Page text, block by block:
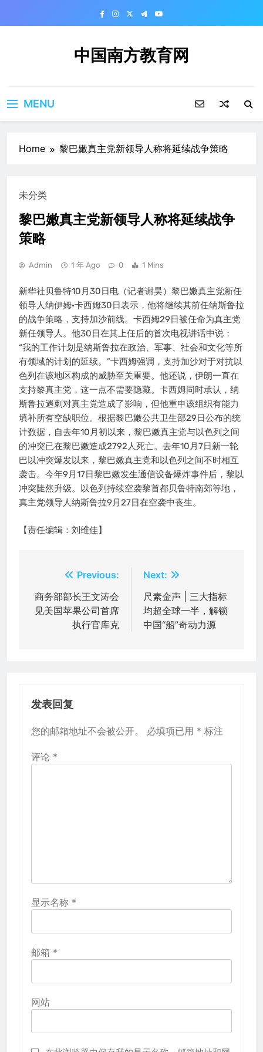
中国南方教育网
MENU
Home 黎巴嫩真主党新领导人称将延续战争策略
未分类
黎巴嫩真主党新领导人称将延续战争
策略
Admin 1 年 Ago 0 1 Mins
新华社贝鲁特10月30日电（记者谢昊）黎巴嫩真主党新任
领导人纳伊姆·卡西姆30日表示，他将继续其前任纳斯鲁拉
的战争策略，支持加沙前线。卡西姆29日被任命为真主党
新任领导人。他30日在其上任后的首次电视讲话中说：
“我的工作计划是纳斯鲁拉在政治、军事、社会和文化等所
有领域的计划的延续。”卡西姆强调，支持加沙对于对抗以
色列在该地区构成的威胁至关重要。他还说，伊朗一直在
支持黎真主党，这一点不需要隐藏。卡西姆同时承认，纳
斯鲁拉遇刺对真主党造成了影响，但他重申该组织有能力
填补所有空缺职位。根据黎巴嫩公共卫生部29日公布的统
计数据，自去年10月初以来，黎巴嫩真主党与以色列之间
的冲突已在黎巴嫩造成2792人死亡。去年10月7日新一轮
巴以冲突爆发以来，黎巴嫩真主党和以色列之间不时相互
袭击。今年9月17日黎巴嫩发生通信设备爆炸事件后，黎以
冲突陡然升级。以色列持续空袭黎首都贝鲁特南郊等地，
真主党领导人纳斯鲁拉9月27日在空袭中丧生。
【责任编辑：刘维佳】
章
导
Previous:
商务部部长王文涛会
见美国苹果公司首席
执行官库克
Next:
尺素金声 | 三大指标
均超全球一半，解锁
中国“船”奇动力源
发表回复
您的邮箱地址不会被公开。 必填项已用 * 标注
评论 *
显示名称 *
邮箱 *
网站